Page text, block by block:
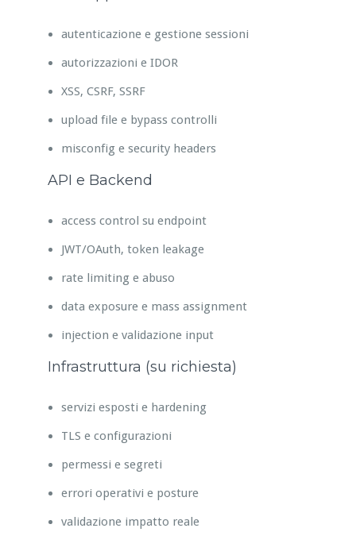
autenticazione e gestione sessioni
autorizzazioni e IDOR
XSS, CSRF, SSRF
upload file e bypass controlli
misconfig e security headers
API e Backend
access control su endpoint
JWT/OAuth, token leakage
rate limiting e abuso
data exposure e mass assignment
injection e validazione input
Infrastruttura (su richiesta)
servizi esposti e hardening
TLS e configurazioni
permessi e segreti
errori operativi e posture
validazione impatto reale